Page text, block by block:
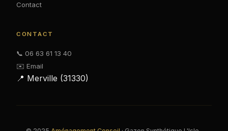
Contact
CONTACT
📞 06 63 61 13 40
✉️ Email
📍 Merville (31330)